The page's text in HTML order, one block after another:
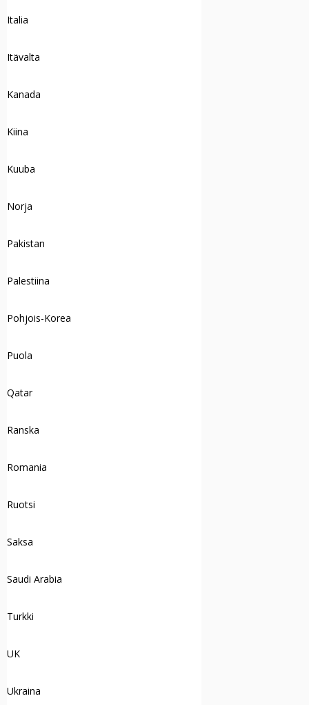
Italia
Itävalta
Kanada
Kiina
Kuuba
Norja
Pakistan
Palestiina
Pohjois-Korea
Puola
Qatar
Ranska
Romania
Ruotsi
Saksa
Saudi Arabia
Turkki
UK
Ukraina